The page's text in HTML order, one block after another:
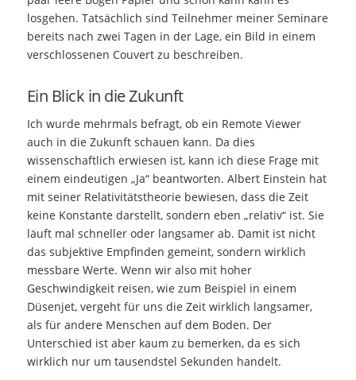
losgehen. Tatsächlich sind Teilnehmer meiner Seminare
bereits nach zwei Tagen in der Lage, ein Bild in einem
verschlossenen Couvert zu beschreiben.
Ein Blick in die Zukunft
Ich wurde mehrmals befragt, ob ein Remote Viewer
auch in die Zukunft schauen kann. Da dies
wissenschaftlich erwiesen ist, kann ich diese Frage mit
einem eindeutigen „Ja“ beantworten. Albert Einstein hat
mit seiner Relativitätstheorie bewiesen, dass die Zeit
keine Konstante darstellt, sondern eben „relativ“ ist. Sie
läuft mal schneller oder langsamer ab. Damit ist nicht
das subjektive Empfinden gemeint, sondern wirklich
messbare Werte. Wenn wir also mit hoher
Geschwindigkeit reisen, wie zum Beispiel in einem
Düsenjet, vergeht für uns die Zeit wirklich langsamer,
als für andere Menschen auf dem Boden. Der
Unterschied ist aber kaum zu bemerken, da es sich
wirklich nur um tausendstel Sekunden handelt.